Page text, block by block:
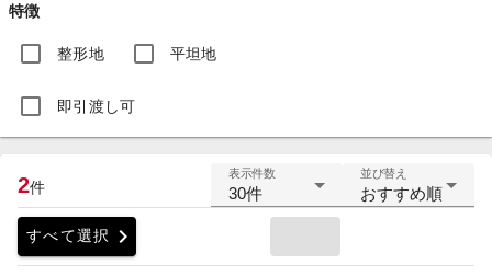
特徴
整形地 平坦地
即引渡し可
2件
表示件数
30件
並び替え
おすすめ順
すべて選択 chevron_right